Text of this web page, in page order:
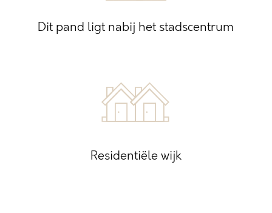
Dit pand ligt nabij het stadscentrum
Residentiële wijk